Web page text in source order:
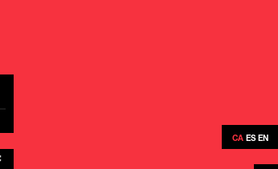
CA ES EN